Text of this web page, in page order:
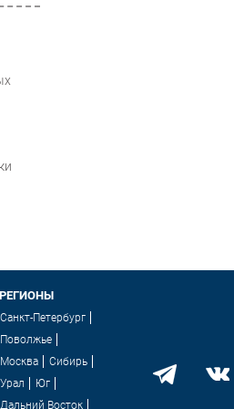
РЕГИОНЫ
Санкт-Петербург
Поволжье
Москва
Сибирь
Урал
Юг
Дальний Восток